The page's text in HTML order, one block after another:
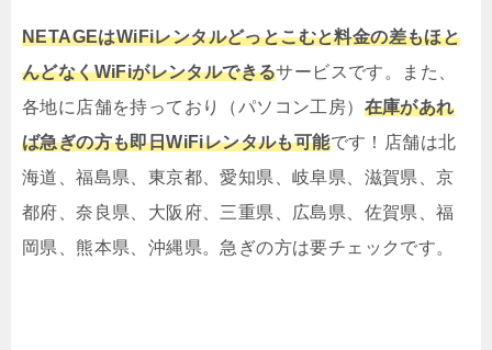
NETAGEはWiFiレンタルどっとこむと料金の差もほと
んどなくWiFiがレンタルできるサービスです。また、
各地に店舗を持っており（パソコン工房） 在庫があれ
ば急ぎの方も即日WiFiレンタルも可能です！店舗は北
海道、福島県、東京都、愛知県、岐阜県、滋賀県、京
都府、奈良県、大阪府、三重県、広島県、佐賀県、福
岡県、熊本県、沖縄県。急ぎの方は要チェックです。